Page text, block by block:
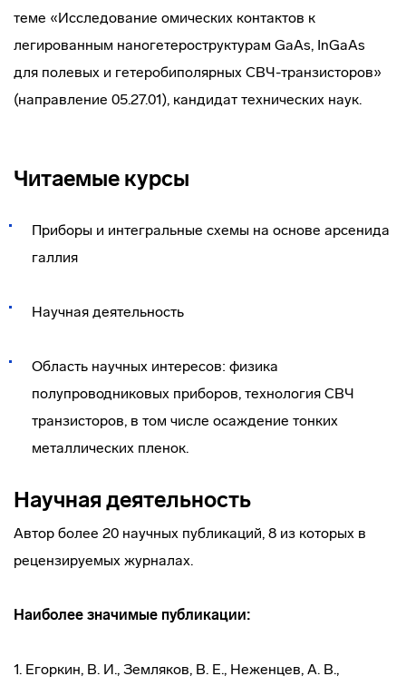
теме «Исследование омических контактов к
легированным наногетероструктурам GaAs, InGaAs
для полевых и гетеробиполярных СВЧ-транзисторов»
(направление 05.27.01), кандидат технических наук.
Читаемые курсы
Приборы и интегральные схемы на основе арсенида
галлия
Научная деятельность
Область научных интересов: физика
полупроводниковых приборов, технология СВЧ
транзисторов, в том числе осаждение тонких
металлических пленок.
Научная деятельность
Автор более 20 научных публикаций, 8 из которых в
рецензируемых журналах.
Наиболее значимые публикации:
1. Егоркин, В. И., Земляков, В. Е., Неженцев, А. В.,